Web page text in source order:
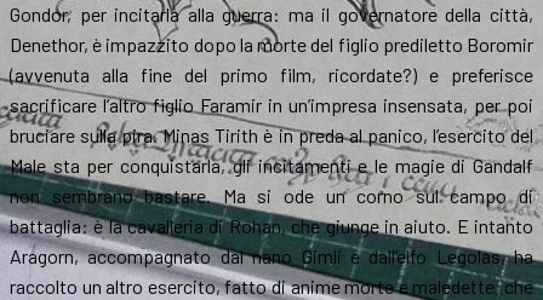
Gondor, per incitarla alla guerra: ma il governatore della città,
Denethor, è impazzito dopo la morte del figlio prediletto Boromir
(avvenuta alla fine del primo film, ricordate?) e preferisce
sacrificare l’altro figlio Faramir in un’impresa insensata, per poi
bruciare sulla pira. Minas Tirith è in preda al panico, l’esercito del
Male sta per conquistarla, gli incitamenti e le magie di Gandalf
non sembrano bastare. Ma si ode un corno sul campo di
battaglia: è la cavalleria di Rohan, che giunge in aiuto. E intanto
Aragorn, accompagnato dal nano Gimli e dall’elfo Legolas, ha
raccolto un altro esercito, fatto di anime morte e maledette, che